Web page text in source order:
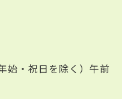
始・祝日を除く）午前